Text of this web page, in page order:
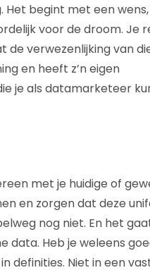
begint met een
voor de droom. Je
de verwezenlijking van
en heeft z’n eigen
je als datamarketeer
met je huidige of
en zorgen dat deze
nog niet. En het
data. Heb je weleens
definities. Niet in een